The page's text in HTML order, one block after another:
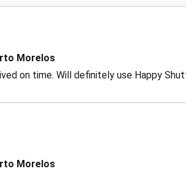
Morelos
on time. Will definitely use Happy
Morelos